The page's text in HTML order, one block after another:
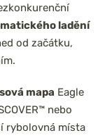
ladění
od začátku,
mapa Eagle
nebo
rybolovná místa